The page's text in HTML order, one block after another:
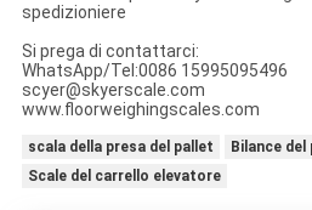
spedizioniere
Si prega di contattarci:
WhatsApp/Tel:0086 15995095496
scyer@skyerscale.com
www.floorweighingscales.com
scala della presa del pallet
Bilance del
Scale del carrello elevatore